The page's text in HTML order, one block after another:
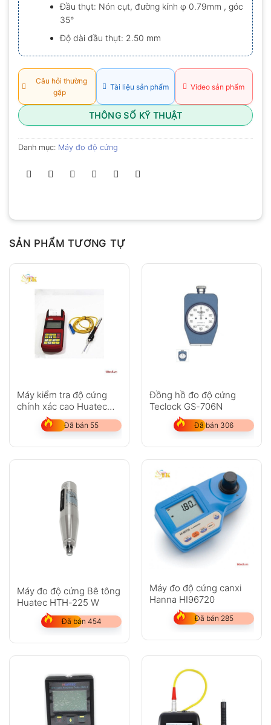
Đầu thụt: Nón cụt, đường kính φ 0.79mm , góc
35°
Độ dài đầu thụt: 2.50 mm
Câu hỏi thường
gặp
Tài liệu sản phẩm Video sản phẩm
THÔNG SỐ KỸ THUẬT
Danh mục: Máy đo độ cứng
SẢN PHẨM TƯƠNG TỰ
Máy kiểm tra độ cứng
chính xác cao Huatec
RHL160
Đã bán 55
Đồng hồ đo độ cứng
Teclock GS-706N
Đã bán 306
Máy đo độ cứng Bê tông
Huatec HTH-225 W
Đã bán 454
Máy đo độ cứng canxi
Hanna HI96720
Đã bán 285